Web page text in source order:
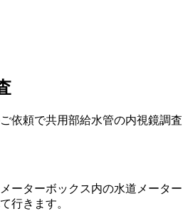
依頼で共用部給水管の内視鏡調査
ーターボックス内の水道メーター
行きます。